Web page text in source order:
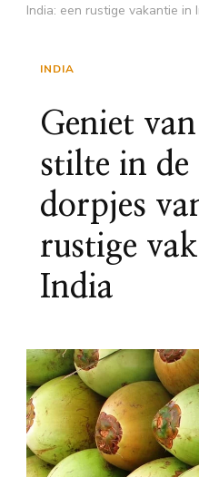
India: een rustige vakantie in
INDIA
Geniet
stilte in de
dorpjes
rustige
India